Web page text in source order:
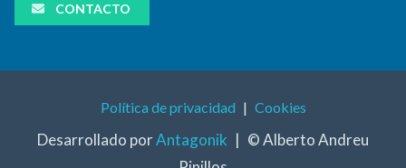
CONTACTO
Política de privacidad | Cookies
Desarrollado porAntagonik | © Alberto Andreu